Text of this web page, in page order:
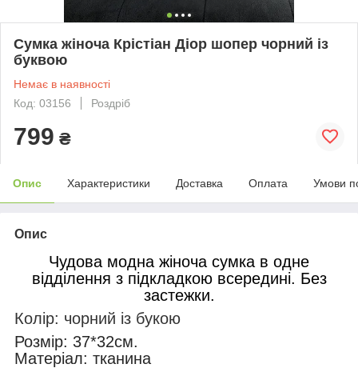
Сумка жіноча Крістіан Діор шопер чорний із
буквою
Немає в наявності
Код: 03156
Роздріб
799 ₴
Опис Характеристики Доставка Оплата Умови
Опис
Чудова модна жіноча сумка в одне
відділення з підкладкою всередині. Без
застежки.
Колір: чорний із букою
Розмір: 37*32см.
Матеріал: тканина